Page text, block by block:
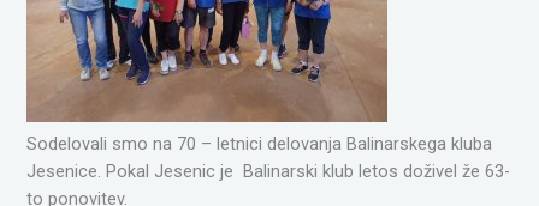
Sodelovali smo na 70 – letnici delovanja Balinarskega kluba
Jesenice. Pokal Jesenic je Balinarski klub letos doživel že 63-
to ponovitev.